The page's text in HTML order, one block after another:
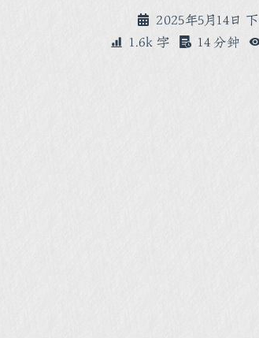
2025年5月14日
1.6k 字
14 分钟